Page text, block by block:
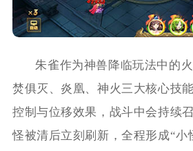
朱雀作为神兽降临玩法中的
焚俱灭、炎凰、神火三大核心技
控制与位移效果，战斗中会持续
怪被清后立刻刷新，全程形成“小